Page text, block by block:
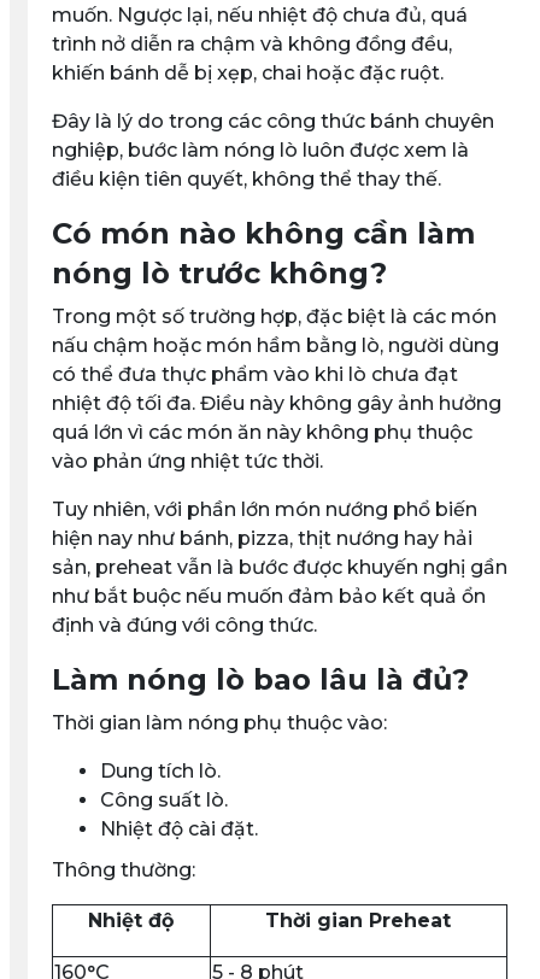
muốn. Ngược lại, nếu nhiệt độ chưa đủ, quá
trình nở diễn ra chậm và không đồng đều,
khiến bánh dễ bị xẹp, chai hoặc đặc ruột.
Đây là lý do trong các công thức bánh chuyên
nghiệp, bước làm nóng lò luôn được xem là
điều kiện tiên quyết, không thể thay thế.
Có món nào không cần làm
nóng lò trước không?
Trong một số trường hợp, đặc biệt là các món
nấu chậm hoặc món hầm bằng lò, người dùng
có thể đưa thực phẩm vào khi lò chưa đạt
nhiệt độ tối đa. Điều này không gây ảnh hưởng
quá lớn vì các món ăn này không phụ thuộc
vào phản ứng nhiệt tức thời.
Tuy nhiên, với phần lớn món nướng phổ biến
hiện nay như bánh, pizza, thịt nướng hay hải
sản, preheat vẫn là bước được khuyến nghị gần
như bắt buộc nếu muốn đảm bảo kết quả ổn
định và đúng với công thức.
Làm nóng lò bao lâu là đủ?
Thời gian làm nóng phụ thuộc vào:
Dung tích lò.
Công suất lò.
Nhiệt độ cài đặt.
Thông thường:
Nhiệt độ Thời gian Preheat
160°C 5 - 8 phút